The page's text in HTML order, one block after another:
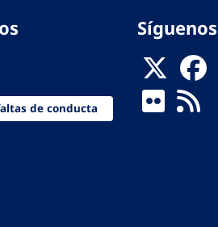
de conducta
Síguenos